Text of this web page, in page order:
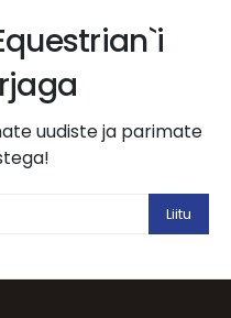
uudiste ja parimate